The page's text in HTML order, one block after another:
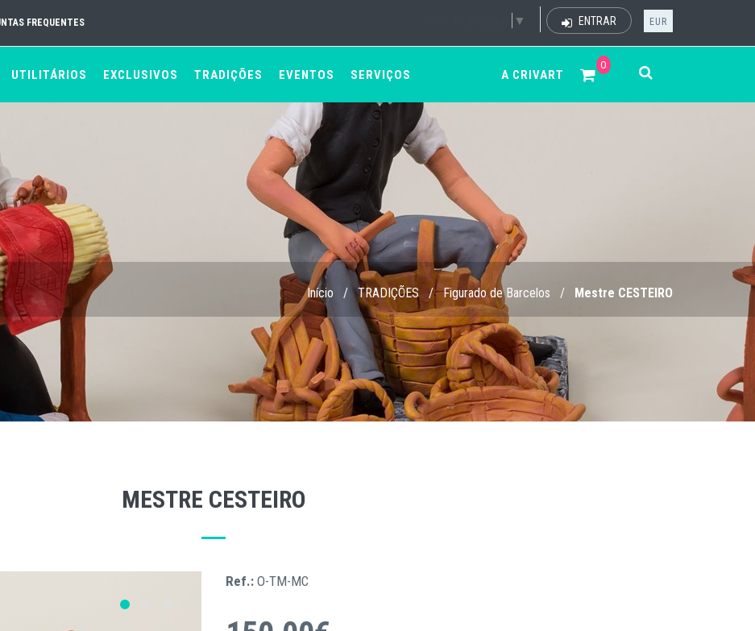
FREQUENTES ▼ ENTRAR EUR
UTILITÁRIOS EXCLUSIVOS TRADIÇÕES EVENTOS SERVIÇOS
0
A CRIVART
Início / TRADIÇÕES / Figurado de Barcelos / Mestre CESTEIRO
MESTRE CESTEIRO
Ref.: O-TM-MC